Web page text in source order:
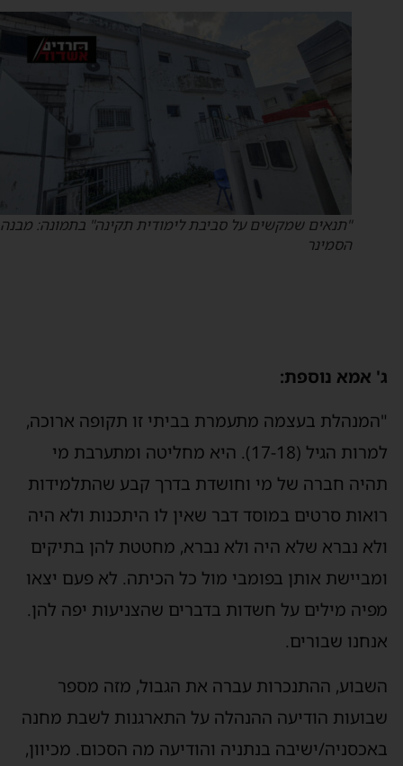
"תנאים שמקשים על סביבת לימודית תקינה" בתמונה: מבנה
הסמינר
ג' אמא נוספת:
"המנהלת בעצמה מתעמרת בביתי זו תקופה ארוכה,
למרות הגיל (17-18). היא מחליטה ומתערבת מי
תהיה חברה של מי וחושדת בדרך קבע שהתלמידות
רואות סרטים במוסד דבר שאין לו היתכנות ולא היה
ולא נברא שלא היה ולא נברא, מחטטת להן בתיקים
ומביישת אותן בפומבי מול כל הכיתה. לא פעם יצאו
מפיה מילים על חשדות בדברים שהצניעות יפה להן.
אנחנו שבורים.
השבוע, ההתנכרות עברה את הגבול, מזה מספר
שבועות הודיעה ההנהלה על התארגנות לשבת מחנה
באכסניה/ישיבה בנתניה והודיעה מה הסכום. מכיוון,